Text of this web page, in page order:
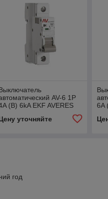
AV-6 1P
(B) 6kA EKF AVERES
уточняйте
6A
год